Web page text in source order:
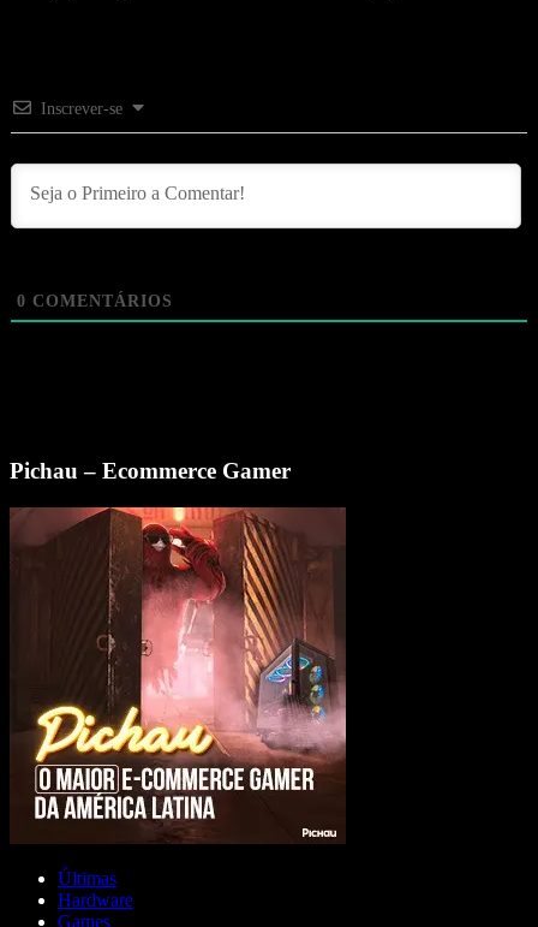
Inscrever-se
0 COMENTÁRIOS
Pichau – Ecommerce Gamer
Últimas
Hardware
Games